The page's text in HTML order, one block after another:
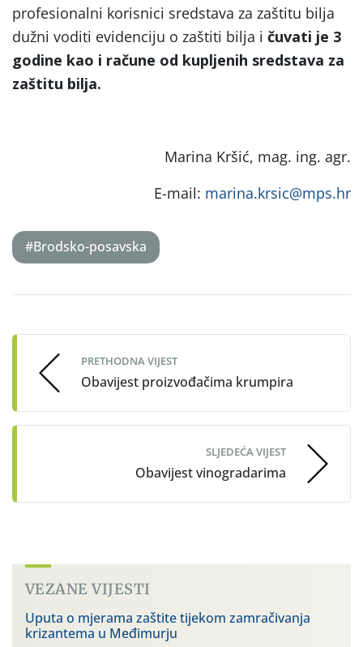
profesionalni korisnici sredstava za zaštitu bilja
dužni voditi evidenciju o zaštiti bilja i čuvati je 3
godine kao i račune od kupljenih sredstava za
zaštitu bilja.
Marina Kršić, mag. ing. agr.
E-mail: marina.krsic@mps.hr
#Brodsko-posavska
navigation
PRETHODNA VIJEST
Obavijest proizvođačima krumpira
SLJEDEĆA VIJEST
Obavijest vinogradarima
VEZANE VIJESTI
Uputa o mjerama zaštite tijekom zamračivanja
krizantema u Međimurju